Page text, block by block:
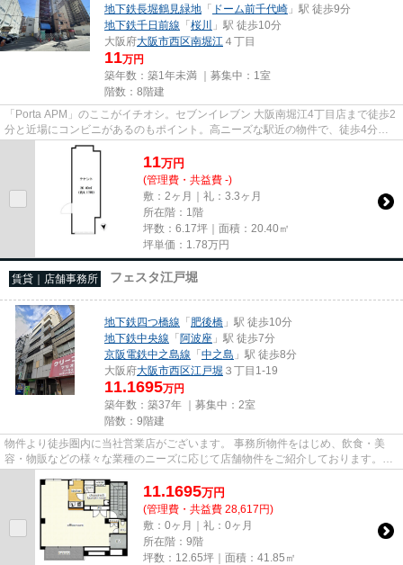
地下鉄長堀鶴見緑地 「 ドーム前千代崎 」駅 徒歩9分
地下鉄千日前線 「桜川
」駅 徒歩10分
大阪府大阪市西区南堀江 ４丁目
11万円
築年数：築1年未満 ｜募集中： 1室
階数：8階建
「Porta APM」のここがイチオシ。セブンイレブン 大阪南堀江4丁目店まで徒歩2
分と近場にコンビニがあるのもポイント。高ニーズな駅近の物件で、徒歩4分で
駅に行くことができます。駐車...
11万円
(管理費・共益費 -)
敷：2ヶ月｜礼：3.3ヶ月
所在階：1階
坪数：6.17坪｜面積：20.40㎡
坪単価： 1.78万円
賃貸｜店舗事務所 フェスタ江戸堀
地下鉄四つ橋線 「肥後橋 」駅 徒歩10分
地下鉄中央線 「阿波座 」駅 徒歩7分
京阪電鉄中之島線 「中之島 」駅 徒歩8分
大阪府大阪市西区江戸堀 ３丁目1-19
11.1695万円
築年数：築37年 ｜募集中： 2室
階数：9階建
物件より徒歩圏内に当社営業店がございます。 事務所物件をはじめ、飲食・美
容・物販などの様々な業種のニーズに応じて店舗物件をご紹介しております。
尚、弊社ではおとり広告は一切...
11.1695万円
(管理費・共益費 28,617円)
敷：0ヶ月｜礼：0ヶ月
所在階：9階
坪数：12.65坪｜面積：41.85㎡